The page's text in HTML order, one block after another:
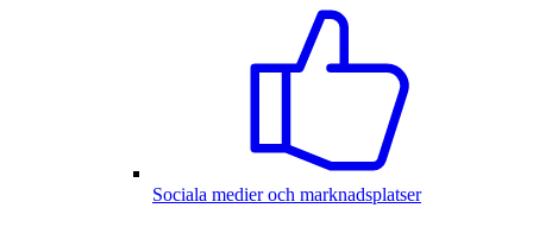
Sociala medier och marknadsplatser